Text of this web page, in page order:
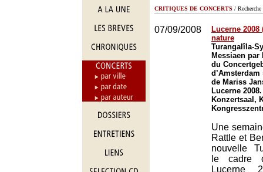
CRITIQUES DE CONCERTS / Recherche
07/09/2008
Lucerne
nature
Turangalîla-
Messiaen par
du
de Mariss
Lucerne 2008.
Konzertsaal,
Une
Rattle et
nouvelle
le cadre
Lucerne